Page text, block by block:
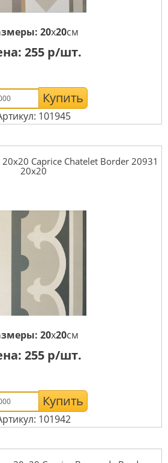
20x20см
255р/шт.
Купить
101945
Caprice Chatelet Border 20931
20x20
20x20см
255р/шт.
Купить
101942